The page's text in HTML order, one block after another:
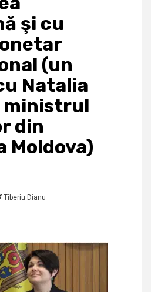
şi cu
(un
Natalia
ministrul
din
Moldova)
Tiberiu Dianu